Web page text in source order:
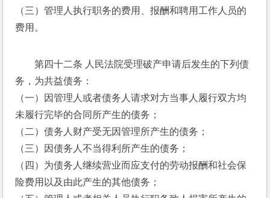
（三）管理人执行职务的费用、报酬和聘用工作人员的
费用。
第四十二条 人民法院受理破产申请后发生的下列债
务，为共益债务：
（一）因管理人或者债务人请求对方当事人履行双方均
未履行完毕的合同所产生的债务；
（二）债务人财产受无因管理所产生的债务；
（三）因债务人不当得利所产生的债务；
（四）为债务人继续营业而应支付的劳动报酬和社会保
险费用以及由此产生的其他债务；